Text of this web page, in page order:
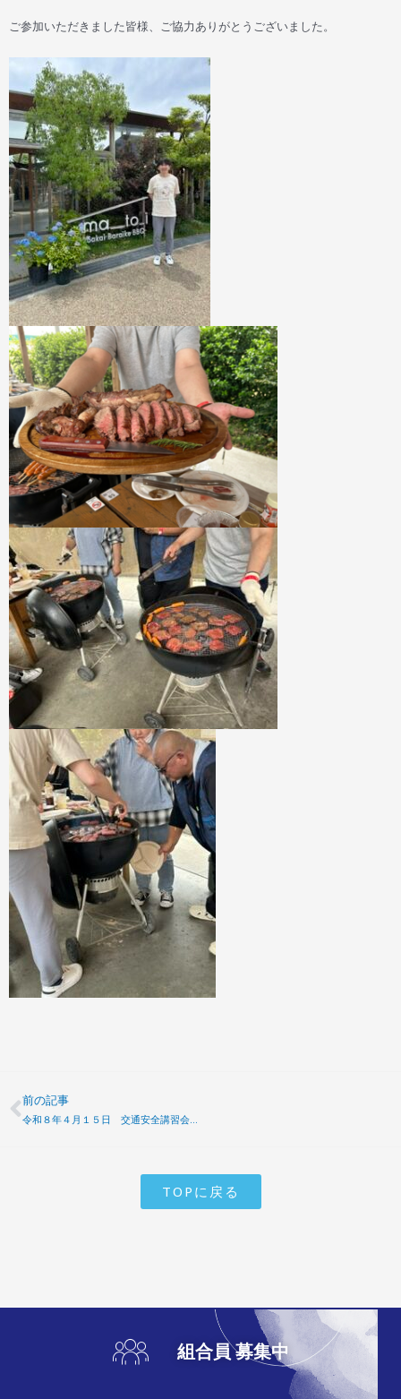
ご参加いただきました皆様、ご協力ありがとうございました。
Prev
前の記事
令和８年４月１５日 交通安全講習会開催
TOPに戻る
組合員 募集中